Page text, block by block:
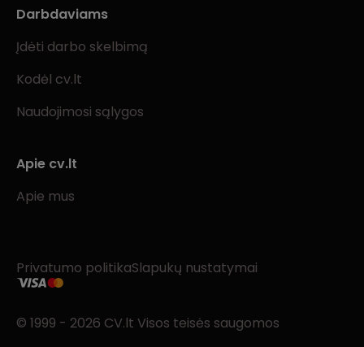
Darbdaviams
Įdėti darbo skelbimą
Kodėl cv.lt
Naudojimosi sąlygos
Apie cv.lt
Apie mus
Privatumo politikaSlapukų nustatymai
© 1999 - 2026 CV.lt Visos teisės saugomos